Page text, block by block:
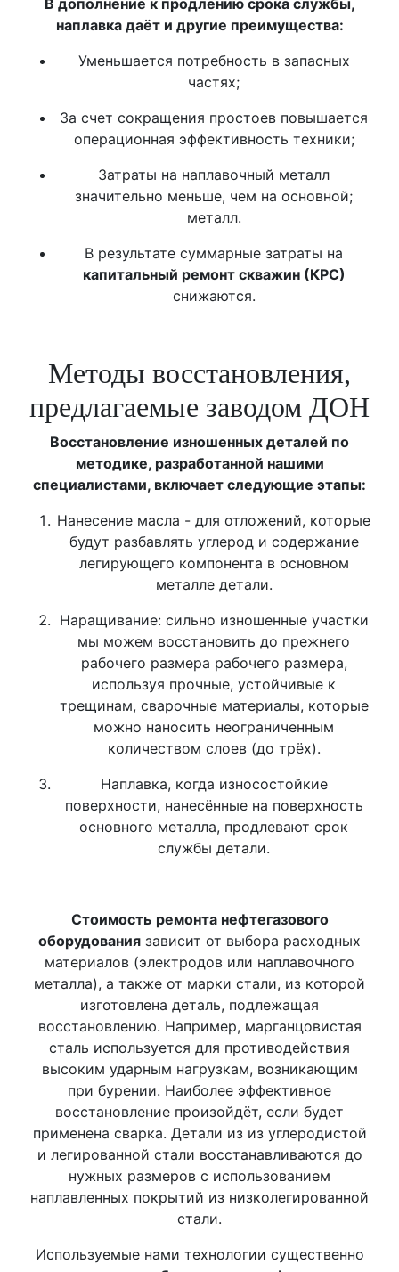
В дополнение к продлению срока службы,
наплавка даёт и другие преимущества:
Уменьшается потребность в запасных
частях;
За счет сокращения простоев повышается
операционная эффективность техники;
Затраты на наплавочный металл
значительно меньше, чем на основной;
металл.
В результате суммарные затраты на
капитальный ремонт скважин (КРС)
снижаются.
Методы восстановления,
предлагаемые заводом ДОН
Восстановление изношенных деталей по
методике, разработанной нашими
специалистами, включает следующие этапы:
Нанесение масла - для отложений, которые
будут разбавлять углерод и содержание
легирующего компонента в основном
металле детали.
Наращивание: сильно изношенные участки
мы можем восстановить до прежнего
рабочего размера рабочего размера,
используя прочные, устойчивые к
трещинам, сварочные материалы, которые
можно наносить неограниченным
количеством слоев (до трёх).
Наплавка, когда износостойкие
поверхности, нанесённые на поверхность
основного металла, продлевают срок
службы детали.
Стоимость ремонта нефтегазового
оборудования зависит от выбора расходных
материалов (электродов или наплавочного
металла), а также от марки стали, из которой
изготовлена деталь, подлежащая
восстановлению. Например, марганцовистая
сталь используется для противодействия
высоким ударным нагрузкам, возникающим
при бурении. Наиболее эффективное
восстановление произойдёт, если будет
применена сварка. Детали из из углеродистой
и легированной стали восстанавливаются до
нужных размеров с использованием
наплавленных покрытий из низколегированной
стали.
Используемые нами технологии существенно